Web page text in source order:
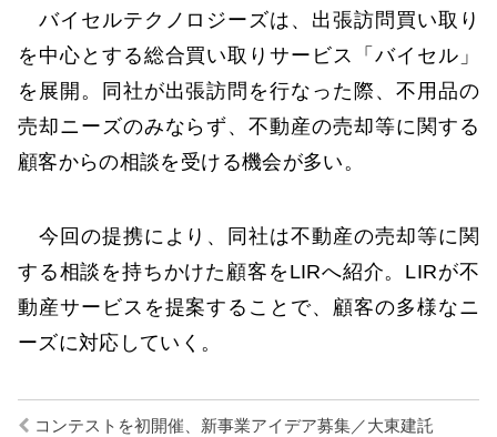
バイセルテクノロジーズは、出張訪問買い取り
を中心とする総合買い取りサービス「バイセル」
を展開。同社が出張訪問を行なった際、不用品の
売却ニーズのみならず、不動産の売却等に関する
顧客からの相談を受ける機会が多い。
今回の提携により、同社は不動産の売却等に関
する相談を持ちかけた顧客をLIRへ紹介。LIRが不
動産サービスを提案することで、顧客の多様なニ
ーズに対応していく。
コンテストを初開催、新事業アイデア募集／大東建託